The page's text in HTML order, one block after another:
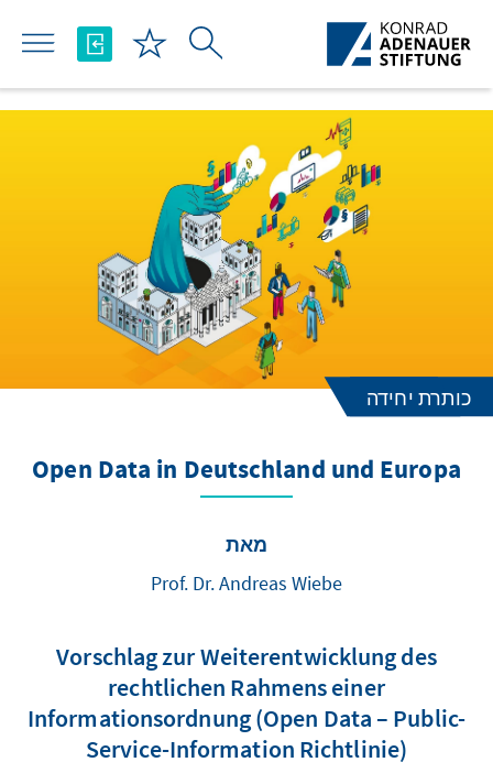
Skip to Main Content
כותרת יחידה
Open Data in Deutschland und Europa
מאת
Prof. Dr. Andreas Wiebe
Vorschlag zur Weiterentwicklung des
rechtlichen Rahmens einer
Informationsordnung (Open Data – Public-
Service-Information Richtlinie)